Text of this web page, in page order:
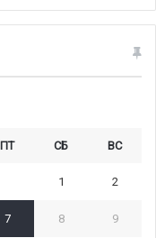
ПТ СБ ВС
1 2
7 8 9